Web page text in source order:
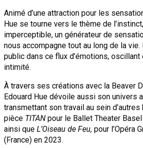
Animé d’une attraction pour les
Hue se tourne vers le thème de
imperceptible, un générateur de
nous accompagne tout au long de la
public dans ce flux d’émotions,
intimité.
À travers ses créations avec la Beaver
Edouard Hue dévoile aussi son univers
transmettant son travail au sein
pièce TITAN pour le Ballet Theater
ainsi que L’Oiseau de Feu, pour l’Opéra
(France) en 2023.